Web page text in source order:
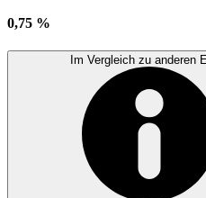
0,75 %
Im Vergleich zu anderen